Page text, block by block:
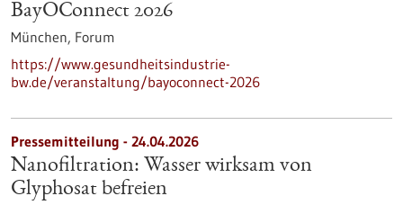
BayOConnect 2026
München, Forum
https://www.gesundheitsindustrie-
bw.de/veranstaltung/bayoconnect-2026
Pressemitteilung - 24.04.2026
Nanofiltration: Wasser wirksam von
Glyphosat befreien